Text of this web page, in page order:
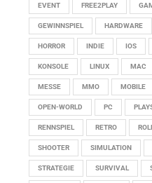
EVENT FREE2PLAY
GEWINNSPIEL HARDWARE
HORROR INDIE IOS
KONSOLE LINUX MAC
MESSE MMO MOBILE
OPEN-WORLD PC
RENNSPIEL RETRO
SHOOTER SIMULATION
STRATEGIE SURVIVAL